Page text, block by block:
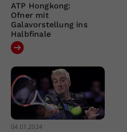
ATP Hongkong:
Ofner mit
Galavorstellung ins
Halbfinale
04.01.2024